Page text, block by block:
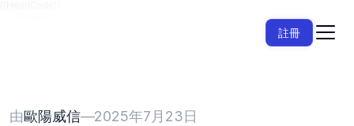
註冊
由歐陽威信—2025年7月23日